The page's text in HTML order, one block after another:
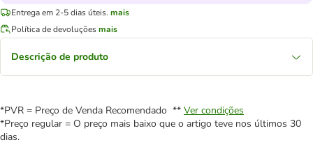
Entrega em 2-5 dias úteis. mais
Política de devoluçõesmais
Descrição de produto
*PVR = Preço de Venda Recomendado ** Ver condições
*Preço regular = O preço mais baixo que o artigo teve nos últimos 30
dias.